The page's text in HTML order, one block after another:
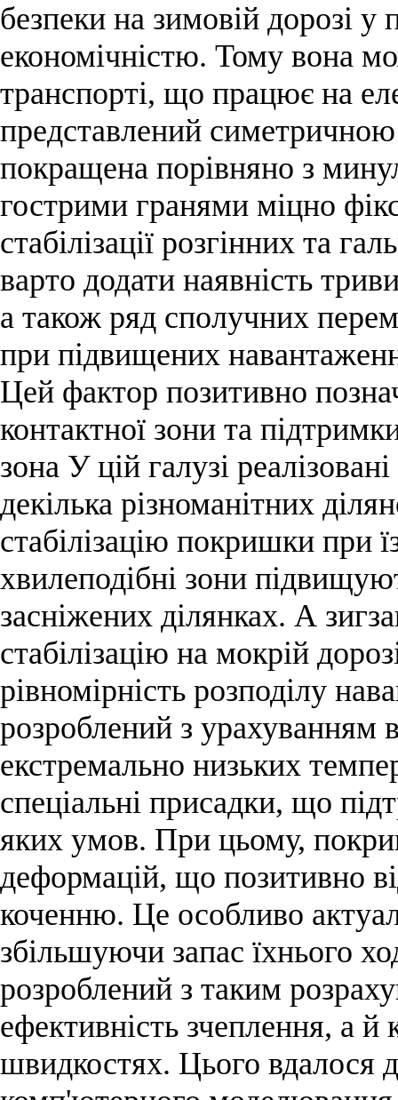
безпеки на зимовій дорозі
економічністю. Тому вона
транспорті, що працює на
представлений
покращена порівняно з
гострими гранями міцно
стабілізації розгінних та
варто додати наявність
а також ряд сполучних
при підвищених
Цей фактор позитивно
контактної зони та
зона У цій галузі
декілька різноманітних
стабілізацію покришки при
хвилеподібні зони
засніжених ділянках. А
стабілізацію на мокрій
рівномірність розподілу
розроблений з урахуванням
екстремально низьких
спеціальні присадки, що
яких умов. При цьому,
деформацій, що позитивно
коченню. Це особливо
збільшуючи запас їхнього
розроблений з таким
ефективність зчеплення, а
швидкостях. Цього вдалося